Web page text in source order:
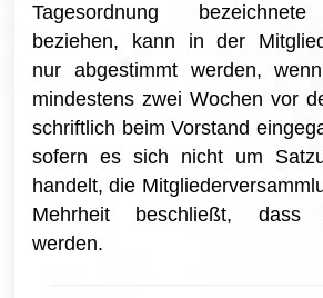
Tagesordnung
beziehen, kann in der
nur abgestimmt werden,
mindestens zwei Wochen vor
schriftlich beim Vorstand
sofern es sich nicht um
handelt, die
Mehrheit beschließt, dass
werden.